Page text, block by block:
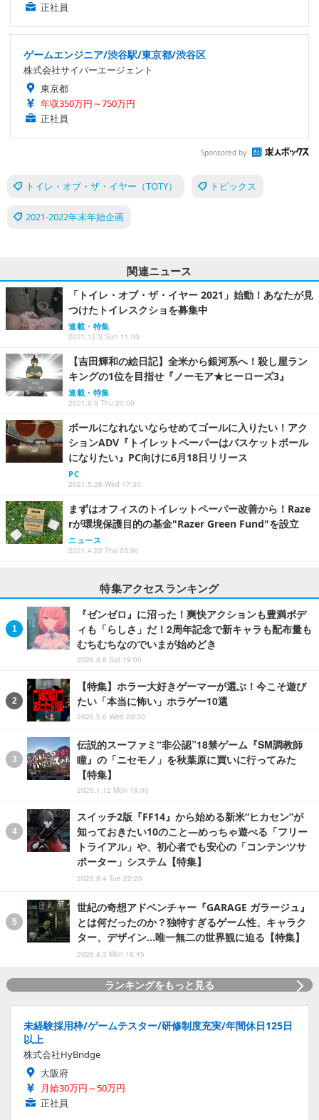
正社員
ゲームエンジニア/渋谷駅/東京都/渋谷区
株式会社サイバーエージェント
東京都
年収350万円～750万円
正社員
Sponsored by
トイレ・オブ・ザ・イヤー（TOTY） トピックス
2021-2022年末年始企画
関連ニュース
「トイレ・オブ・ザ・イヤー 2021」始動！あなたが見
つけたトイレスクショを募集中
連載・特集
2021.12.5 Sun 11:00
【吉田輝和の絵日記】全米から銀河系へ！殺し屋ラン
キングの1位を目指せ『ノーモア★ヒーローズ3』
連載・特集
2021.9.9 Thu 20:00
ボールになれないならせめてゴールに入りたい！アク
ションADV『トイレットペーパーはバスケットボール
になりたい』PC向けに6月18日リリース
PC
2021.5.26 Wed 17:30
まずはオフィスのトイレットペーパー改善から！Raze
rが環境保護目的の基金"Razer Green Fund"を設立
ニュース
2021.4.22 Thu 23:00
特集アクセスランキング
『ゼンゼロ』に沼った！爽快アクションも豊満ボデ
ィも「らしさ」だ！2周年記念で新キャラも配布量も
むちむちなのでいまが始めどき
2026.8.8 Sat 19:00
【特集】ホラー大好きゲーマーが選ぶ！今こそ遊び
たい「本当に怖い」ホラゲー10選
2026.5.6 Wed 20:30
伝説的スーファミ“非公認”18禁ゲーム『SM調教師
瞳』の「ニセモノ」を秋葉原に買いに行ってみた
【特集】
2026.1.12 Mon 19:00
スイッチ2版『FF14』から始める新米“ヒカセン”が
知っておきたい10のこと―めっちゃ遊べる「フリー
トライアル」や、初心者でも安心の「コンテンツサ
ポーター」システム【特集】
2026.8.4 Tue 22:20
世紀の奇想アドベンチャー『GARAGE ガラージュ』
とは何だったのか？独特すぎるゲーム性、キャラク
ター、デザイン…唯一無二の世界観に迫る【特集】
2026.8.3 Mon 18:45
ランキングをもっと見る
未経験採用枠/ゲームテスター/研修制度充実/年間休日125日
以上
株式会社HyBridge
大阪府
月給30万円～50万円
正社員